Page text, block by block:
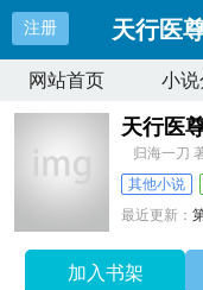
注册 天行医
网站首页 小
天行医
归海一刀
其他小说
最近更新：
加入书架